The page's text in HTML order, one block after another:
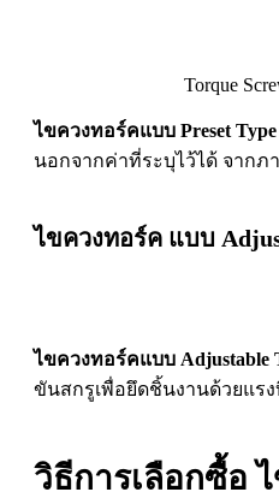
Torque
ไขควงทอร์คแบบ Preset Type
นอกจากค่าที่ระบุไว้ได้ จากภ
ไขควงทอร์ค แบบ
ไขควงทอร์คแบบ Adjustable
ขันสกรูเพื่อยึดชิ้นงานด้วยแรง
วิธีการเลือกซื้อ